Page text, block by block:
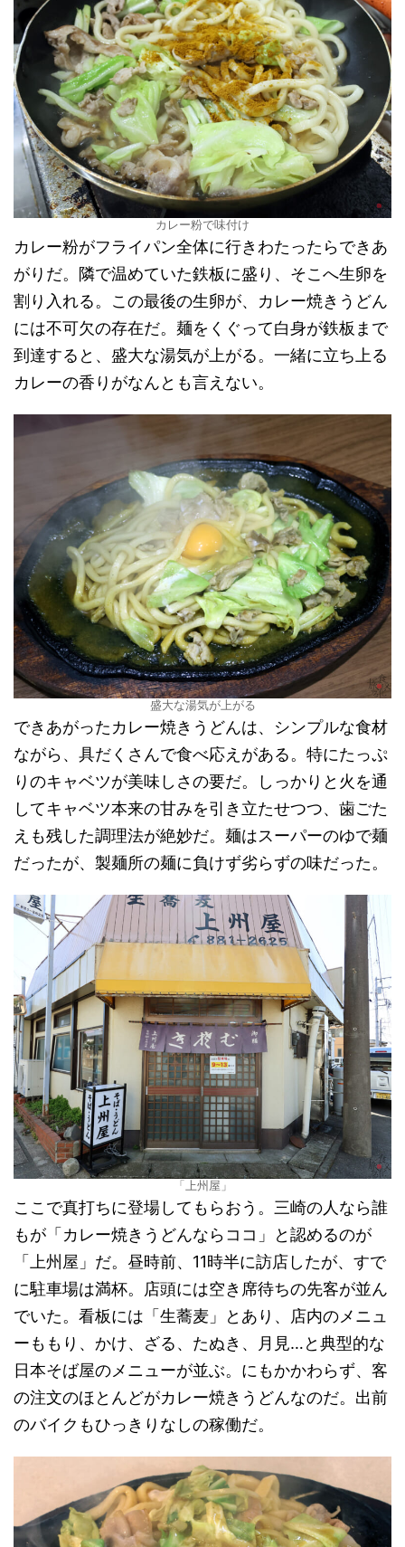
カレー粉で味付け
カレー粉がフライパン全体に行きわたったらできあ
がりだ。隣で温めていた鉄板に盛り、そこへ生卵を
割り入れる。この最後の生卵が、カレー焼きうどん
には不可欠の存在だ。麺をくぐって白身が鉄板まで
到達すると、盛大な湯気が上がる。一緒に立ち上る
カレーの香りがなんとも言えない。
盛大な湯気が上がる
できあがったカレー焼きうどんは、シンプルな食材
ながら、具だくさんで食べ応えがある。特にたっぷ
りのキャベツが美味しさの要だ。しっかりと火を通
してキャベツ本来の甘みを引き立たせつつ、歯ごた
えも残した調理法が絶妙だ。麺はスーパーのゆで麺
だったが、製麺所の麺に負けず劣らずの味だった。
「上州屋」
ここで真打ちに登場してもらおう。三崎の人なら誰
もが「カレー焼きうどんならココ」と認めるのが
「上州屋」だ。昼時前、11時半に訪店したが、すで
に駐車場は満杯。店頭には空き席待ちの先客が並ん
でいた。看板には「生蕎麦」とあり、店内のメニュ
ーももり、かけ、ざる、たぬき、月見…と典型的な
日本そば屋のメニューが並ぶ。にもかかわらず、客
の注文のほとんどがカレー焼きうどんなのだ。出前
のバイクもひっきりなしの稼働だ。